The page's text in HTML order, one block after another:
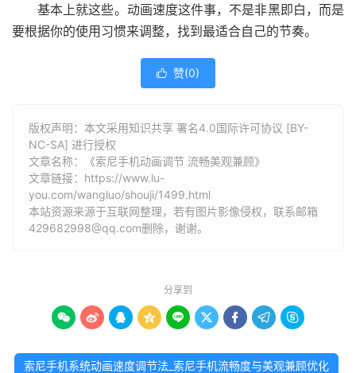
基本上就这些。动画速度这件事，不是非黑即白，而是
要根据你的使用习惯来调整，找到最适合自己的节奏。
 赞(0)
版权声明：本文采用知识共享 署名4.0国际许可协议 [BY-
NC-SA] 进行授权
文章名称：《索尼手机动画调节 流畅美观兼顾》
文章链接： https://www.lu-
you.com/wangluo/shouji/1499.html
本站资源来源于互联网整理，若有图片影像侵权，联系邮箱
429682998@qq.com删除，谢谢。
分享到
        
索尼手机系统动画速度调节法_索尼手机流畅度与美观兼顾优化